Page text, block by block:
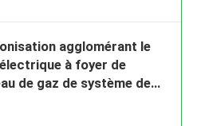
agglomérant le
à foyer de
de gaz de système de